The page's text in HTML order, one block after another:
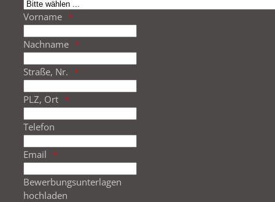
Vorname
Nachname
Straße, Nr.
PLZ, Ort
Telefon
Email
Bewerbungsunterlagen
hochladen